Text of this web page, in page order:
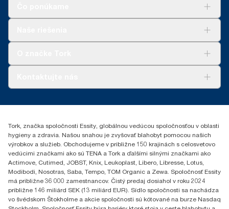
Essity Slovakia s.r.o.
049 12 Gemerská Hôrka
Tork, značka spoločnosti Essity, globálnou vedúcou spoločnosťou v oblasti
hygieny a zdravia. Našou snahou je zvyšovať blahobyt pomocou našich
výrobkov a služieb. Obchodujeme v približne 150 krajinách s celosvetovo
vedúcimi značkami ako sú TENA a Tork a ďalšími silnými značkami ako
Actimove, Cutimed, JOBST, Knix, Leukoplast, Libero, Libresse, Lotus,
Modibodi, Nosotras, Saba, Tempo, TOM Organic a Zewa. Spoločnosť Essity
má približne 36 000 zamestnancov. Čistý predaj dosiahol v roku 2024
približne 146 miliárd SEK (13 miliárd EUR). Sídlo spoločnosti sa nachádza
vo švédskom Štokholme a akcie spoločnosti sú kótované na burze Nasdaq